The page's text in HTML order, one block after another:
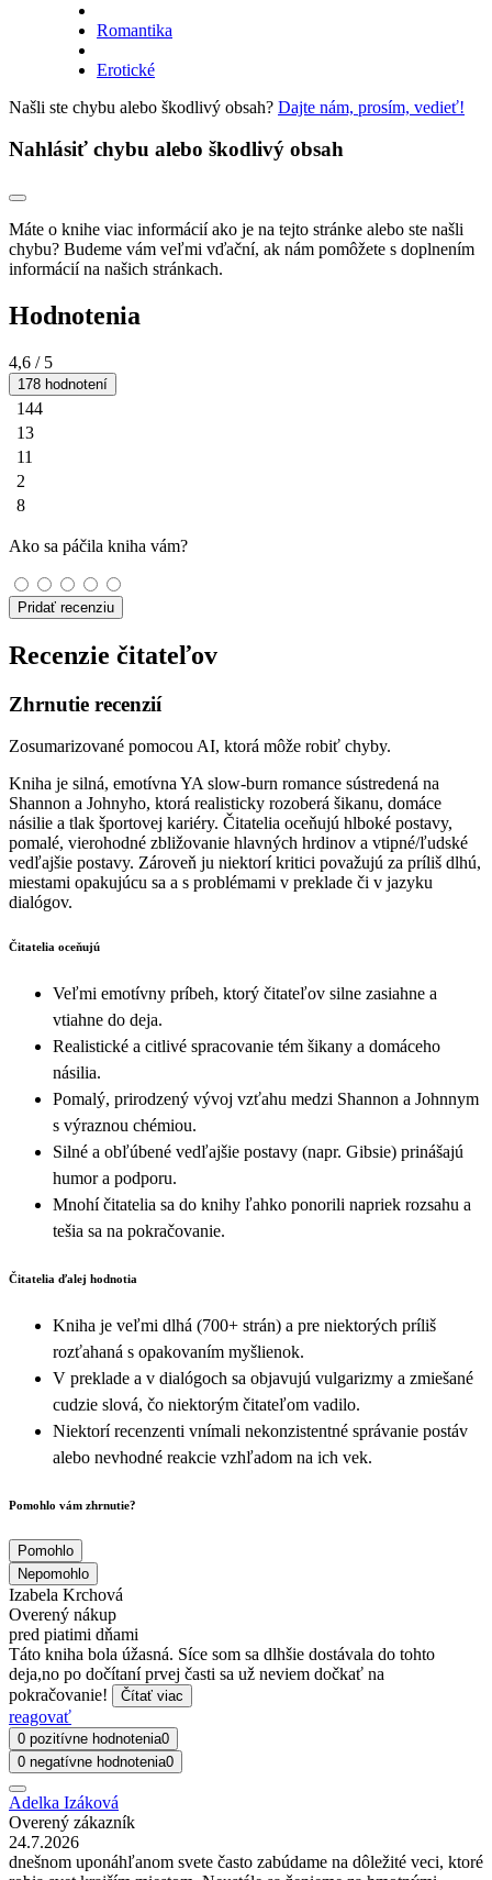
Romantika
Erotické
Našli ste chybu alebo škodlivý obsah? Dajte nám, prosím, vedieť!
Nahlásiť chybu alebo škodlivý obsah
Máte o knihe viac informácií ako je na tejto stránke alebo ste našli
chybu? Budeme vám veľmi vďační, ak nám pomôžete s doplnením
informácií na našich stránkach.
Hodnotenia
4,6 / 5
178 hodnotení
144
13
11
2
8
Ako sa páčila kniha vám?
Pridať recenziu
Recenzie čitateľov
Zhrnutie recenzií
Zosumarizované pomocou AI, ktorá môže robiť chyby.
Kniha je silná, emotívna YA slow‑burn romance sústredená na
Shannon a Johnyho, ktorá realisticky rozoberá šikanu, domáce
násilie a tlak športovej kariéry. Čitatelia oceňujú hlboké postavy,
pomalé, vierohodné zbližovanie hlavných hrdinov a vtipné/ľudské
vedľajšie postavy. Zároveň ju niektorí kritici považujú za príliš dlhú,
miestami opakujúcu sa a s problémami v preklade či v jazyku
dialógov.
Čitatelia oceňujú
Veľmi emotívny príbeh, ktorý čitateľov silne zasiahne a
vtiahne do deja.
Realistické a citlivé spracovanie tém šikany a domáceho
násilia.
Pomalý, prirodzený vývoj vzťahu medzi Shannon a Johnnym
s výraznou chémiou.
Silné a obľúbené vedľajšie postavy (napr. Gibsie) prinášajú
humor a podporu.
Mnohí čitatelia sa do knihy ľahko ponorili napriek rozsahu a
tešia sa na pokračovanie.
Čitatelia ďalej hodnotia
Kniha je veľmi dlhá (700+ strán) a pre niektorých príliš
rozťahaná s opakovaním myšlienok.
V preklade a v dialógoch sa objavujú vulgarizmy a zmiešané
cudzie slová, čo niektorým čitateľom vadilo.
Niektorí recenzenti vnímali nekonzistentné správanie postáv
alebo nevhodné reakcie vzhľadom na ich vek.
Pomohlo vám zhrnutie?
Pomohlo
Nepomohlo
Izabela Krchová
Overený nákup
pred piatimi dňami
Táto kniha bola úžasná. Síce som sa dlhšie dostávala do tohto
deja,no po dočítaní prvej časti sa už neviem dočkať na
pokračovanie!
Čítať viac
reagovať
0 pozitívne hodnotenia0
0 negatívne hodnotenia0
Adelka Izáková
Overený zákazník
24.7.2026
dnešnom uponáhľanom svete často zabúdame na dôležité veci, ktoré